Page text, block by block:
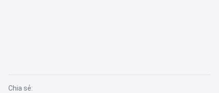
Chia sẻ: